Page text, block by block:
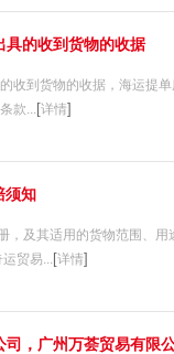
具的收到货物的收据
收到货物的收据，海运提
款... [详情]
须知
，及其适用的货物范围、
贸易... [详情]
司，广州万荟贸易有限